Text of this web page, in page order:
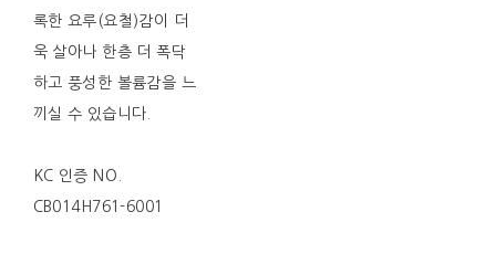
록한 요루(요철)감이 더
욱 살아나 한층 더 폭닥
하고 풍성한 볼륨감을 느
끼실 수 있습니다.
KC 인증 NO.
CB014H761-6001